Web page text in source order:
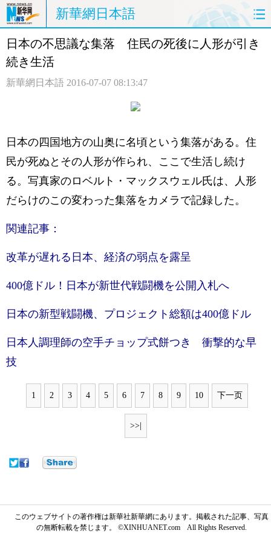
新華網日本語
ホームページ 政治 経済
評論
中日対訳
日本の不思議な集落 住民の死後に人形が引き
続き生活
新華網日本語 2016-07-07 08:13:47
日本の四国地方の山奥に名頃という集落がある。住
民が死ぬとその人形が作られ、ここで生活し続け
る。写真家のロベルト・マックスウェル氏は、人形
だらけのこの変わった集落をカメラで記録した。
関連記事：
改革が遅れる日本、経済の弱点を露呈
400億ドル！日本が新世代戦闘機を公開入札へ
日本の新型戦闘機、プロジェクト総額は400億ドル
日本人調理師の空手チョップ式餅つき 衝撃的な早
技
1 2 3 4 5 6 7 8 9 10 下一页
>>|
このウェブサイトの著作権は新華社新華網にあります。掲載された記事、写真
の無断転載を禁じます。 ©XINHUANET.com All Rights Reserved.